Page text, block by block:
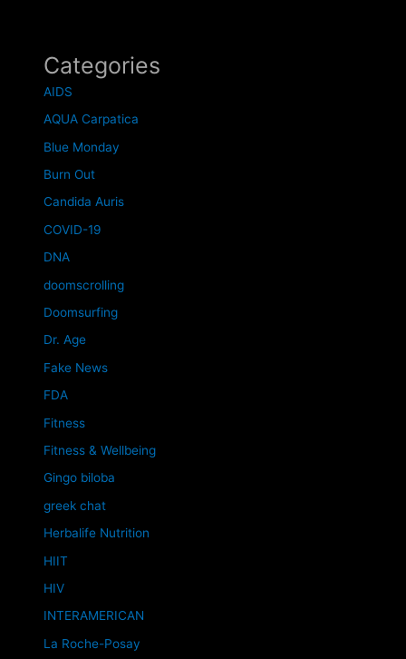
Categories
AIDS
AQUA Carpatica
Blue Monday
Burn Out
Candida Auris
COVID-19
DNA
doomscrolling
Doomsurfing
Dr. Age
Fake News
FDA
Fitness
Fitness & Wellbeing
Gingo biloba
greek chat
Herbalife Nutrition
HIIT
HIV
INTERAMERICAN
La Roche-Posay